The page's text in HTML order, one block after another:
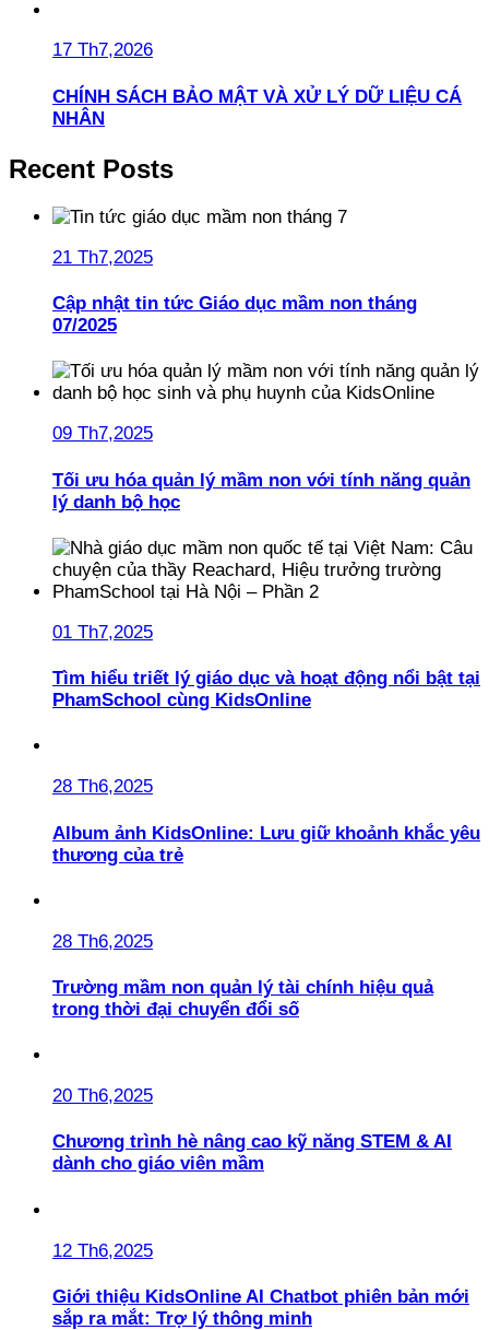
17 Th7,2026
CHÍNH SÁCH BẢO MẬT VÀ XỬ LÝ DỮ LIỆU CÁ
NHÂN
Recent Posts
21 Th7,2025
Cập nhật tin tức Giáo dục mầm non tháng
07/2025
09 Th7,2025
Tối ưu hóa quản lý mầm non với tính năng quản
lý danh bộ học
01 Th7,2025
Tìm hiểu triết lý giáo dục và hoạt động nổi bật tại
PhamSchool cùng KidsOnline
28 Th6,2025
Album ảnh KidsOnline: Lưu giữ khoảnh khắc yêu
thương của trẻ
28 Th6,2025
Trường mầm non quản lý tài chính hiệu quả
trong thời đại chuyển đổi số
20 Th6,2025
Chương trình hè nâng cao kỹ năng STEM & AI
dành cho giáo viên mầm
12 Th6,2025
Giới thiệu KidsOnline AI Chatbot phiên bản mới
sắp ra mắt: Trợ lý thông minh